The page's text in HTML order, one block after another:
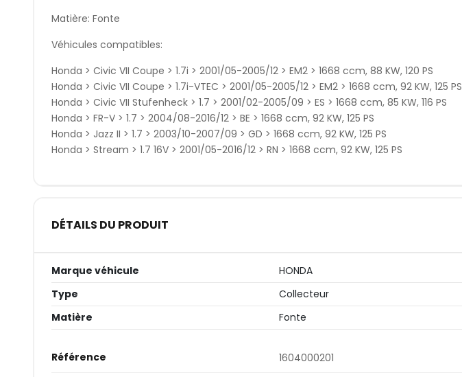
Matière: Fonte
Véhicules compatibles:
Honda > Civic VII Coupe > 1.7i > 2001/05-2005/12 > EM2 > 1668 ccm, 88 KW, 120 PS
Honda > Civic VII Coupe > 1.7i-VTEC > 2001/05-2005/12 > EM2 > 1668 ccm, 92 KW, 125 PS
Honda > Civic VII Stufenheck > 1.7 > 2001/02-2005/09 > ES > 1668 ccm, 85 KW, 116 PS
Honda > FR-V > 1.7 > 2004/08-2016/12 > BE > 1668 ccm, 92 KW, 125 PS
Honda > Jazz II > 1.7 > 2003/10-2007/09 > GD > 1668 ccm, 92 KW, 125 PS
Honda > Stream > 1.7 16V > 2001/05-2016/12 > RN > 1668 ccm, 92 KW, 125 PS
DÉTAILS DU PRODUIT
Marque véhicule
HONDA
Type
Collecteur
Matière
Fonte
Référence 1604000201